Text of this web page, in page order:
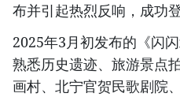
布并引起热烈反响，成功
2025年3月初发布的《闪
熟悉历史遗迹、旅游景点
画村、北宁官贺民歌剧院